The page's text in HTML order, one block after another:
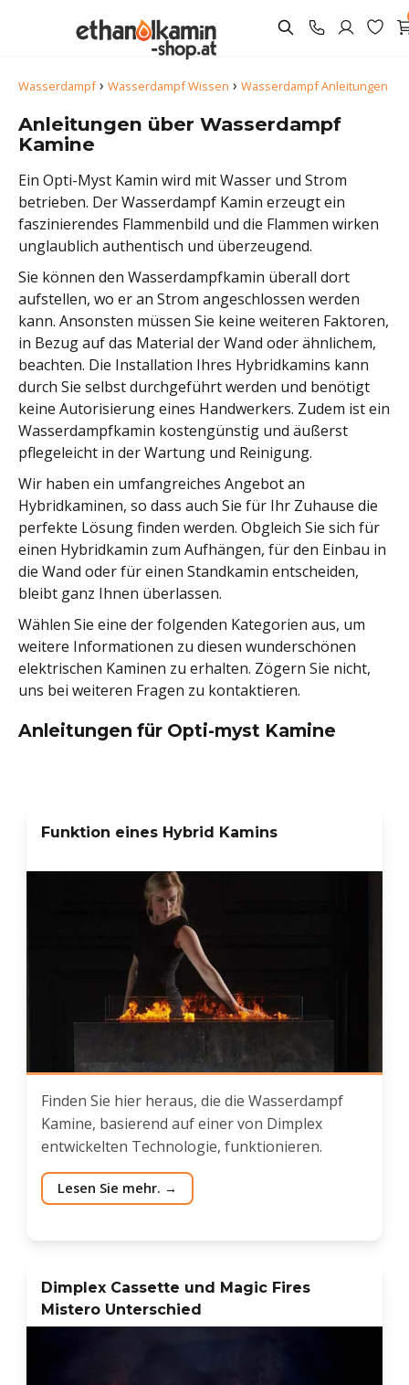
Wasserdampf› Wasserdampf Wissen › Wasserdampf Anleitungen
Anleitungen über Wasserdampf
Kamine
Ein Opti-Myst Kamin wird mit Wasser und Strom
betrieben. Der Wasserdampf Kamin erzeugt ein
faszinierendes Flammenbild und die Flammen wirken
unglaublich authentisch und überzeugend.
Sie können den Wasserdampfkamin überall dort
aufstellen, wo er an Strom angeschlossen werden
kann. Ansonsten müssen Sie keine weiteren Faktoren,
in Bezug auf das Material der Wand oder ähnlichem,
beachten. Die Installation Ihres Hybridkamins kann
durch Sie selbst durchgeführt werden und benötigt
keine Autorisierung eines Handwerkers. Zudem ist ein
Wasserdampfkamin kostengünstig und äußerst
pflegeleicht in der Wartung und Reinigung.
Wir haben ein umfangreiches Angebot an
Hybridkaminen, so dass auch Sie für Ihr Zuhause die
perfekte Lösung finden werden. Obgleich Sie sich für
einen Hybridkamin zum Aufhängen, für den Einbau in
die Wand oder für einen Standkamin entscheiden,
bleibt ganz Ihnen überlassen.
Wählen Sie eine der folgenden Kategorien aus, um
weitere Informationen zu diesen wunderschönen
elektrischen Kaminen zu erhalten. Zögern Sie nicht,
uns bei weiteren Fragen zu kontaktieren.
Anleitungen für Opti-myst Kamine
Funktion eines Hybrid Kamins
Finden Sie hier heraus, die die Wasserdampf
Kamine, basierend auf einer von Dimplex
entwickelten Technologie, funktionieren.
Lesen Sie mehr.
Dimplex Cassette und Magic Fires
Mistero Unterschied